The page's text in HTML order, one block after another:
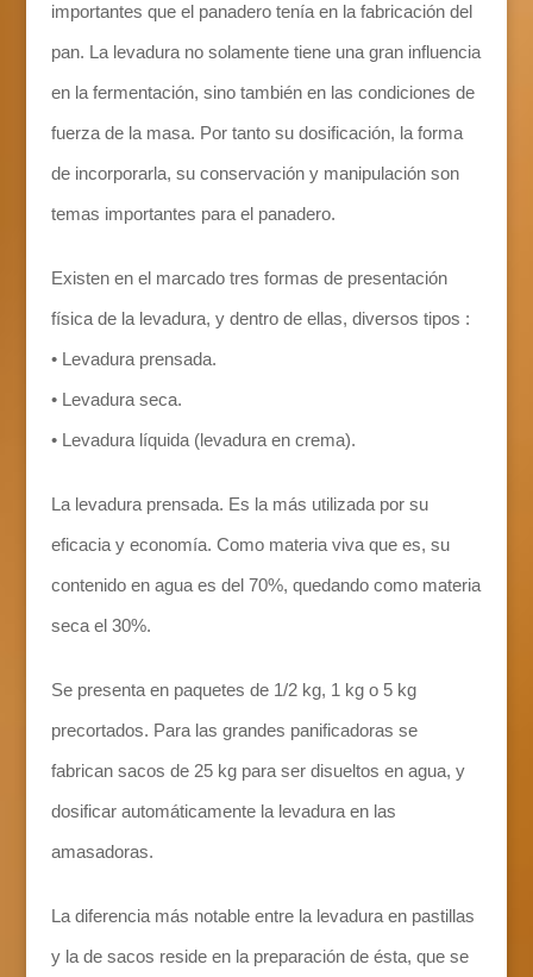
importantes que el panadero tenía en la fabricación del
pan. La levadura no solamente tiene una gran influencia
en la fermentación, sino también en las condiciones de
fuerza de la masa. Por tanto su dosificación, la forma
de incorporarla, su conservación y manipulación son
temas importantes para el panadero.
Existen en el marcado tres formas de presentación
física de la levadura, y dentro de ellas, diversos tipos :
• Levadura prensada.
• Levadura seca.
• Levadura líquida (levadura en crema).
La levadura prensada. Es la más utilizada por su
eficacia y economía. Como materia viva que es, su
contenido en agua es del 70%, quedando como materia
seca el 30%.
Se presenta en paquetes de 1/2 kg, 1 kg o 5 kg
precortados. Para las grandes panificadoras se
fabrican sacos de 25 kg para ser disueltos en agua, y
dosificar automáticamente la levadura en las
amasadoras.
La diferencia más notable entre la levadura en pastillas
y la de sacos reside en la preparación de ésta, que se